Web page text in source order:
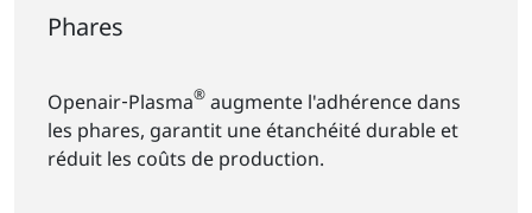
Phares
Openair‑Plasma® augmente l'adhérence dans
les phares, garantit une étanchéité durable et
réduit les coûts de production.